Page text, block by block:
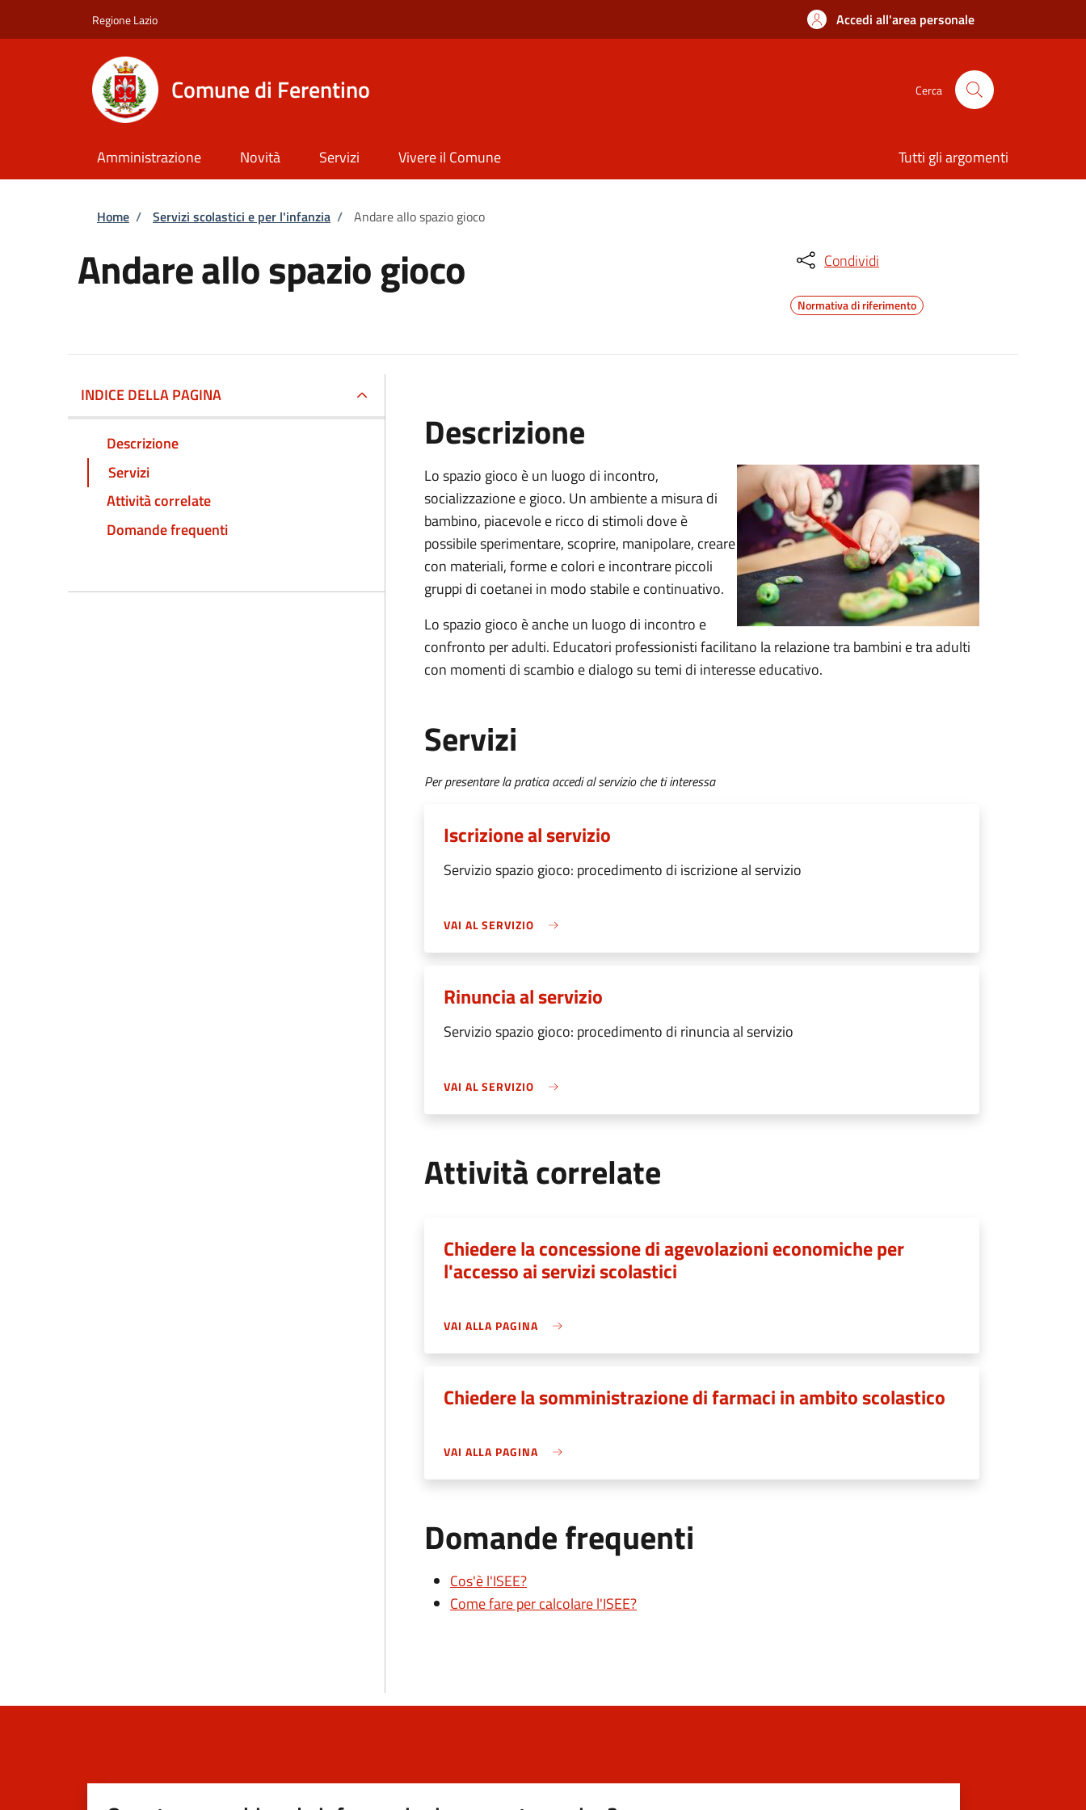
Regione Lazio Accedi all'area personale
Comune di Ferentino Cerca
Amministrazione Novità Servizi Vivere il Comune Tutti gli argomenti
Briciole di pane
Home / Servizi scolastici e per l'infanzia / Andare allo spazio gioco
Andare allo spazio gioco Condividi
Normativa di riferimento
INDICE DELLA PAGINA
Descrizione
Servizi
Attività correlate
Domande frequenti
Descrizione
Lo spazio gioco è un luogo di incontro,
socializzazione e gioco. Un ambiente a misura di
bambino, piacevole e ricco di stimoli dove è
possibile sperimentare, scoprire, manipolare, creare
con materiali, forme e colori e incontrare piccoli
gruppi di coetanei in modo stabile e continuativo.
Lo spazio gioco è anche un luogo di incontro e
confronto per adulti. Educatori professionisti facilitano la relazione tra bambini e tra adulti
con momenti di scambio e dialogo su temi di interesse educativo.
Servizi
Per presentare la pratica accedi al servizio che ti interessa
Iscrizione al servizio
Servizio spazio gioco: procedimento di iscrizione al servizio
VAI AL SERVIZIO
Rinuncia al servizio
Servizio spazio gioco: procedimento di rinuncia al servizio
VAI AL SERVIZIO
Attività correlate
Chiedere la concessione di agevolazioni economiche per
l'accesso ai servizi scolastici
VAI ALLA PAGINA
Chiedere la somministrazione di farmaci in ambito scolastico
VAI ALLA PAGINA
Domande frequenti
Cos'è l'ISEE?
Come fare per calcolare l'ISEE?